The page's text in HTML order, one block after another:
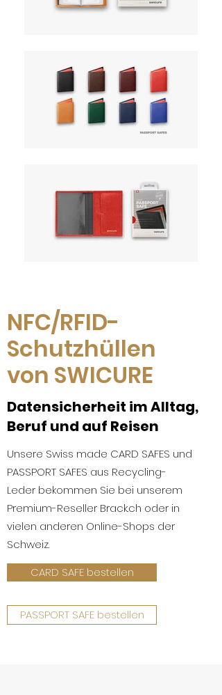
NFC/RFID-
Schutzhüllen
von SWICURE
Datensicherheit im Alltag,
Beruf und auf Reisen
Unsere Swiss made CARD SAFES und
PASSPORT SAFES aus Recycling-
Leder bekommen Sie bei unserem
Premium-Reseller Brack.ch oder in
vielen anderen Online-Shops der
Schweiz.
CARD SAFE bestellen
PASSPORT SAFE bestellen